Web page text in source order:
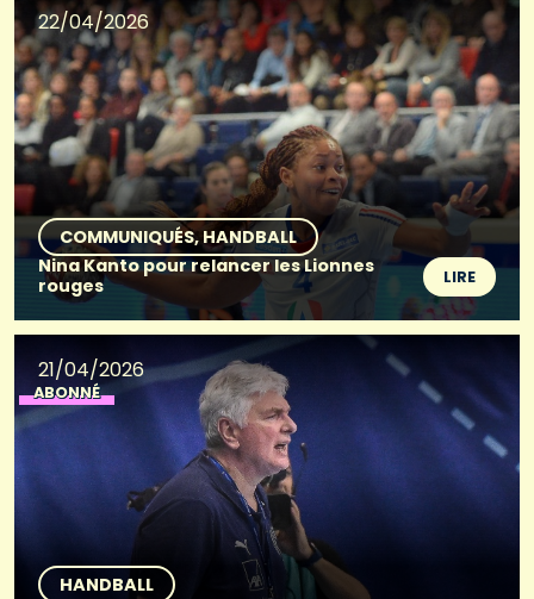
22/04/2026
COMMUNIQUÉS HANDBALL
Nina Kanto pour relancer les Lionnes
rouges
LIRE
21/04/2026
ABONNÉ
HANDBALL